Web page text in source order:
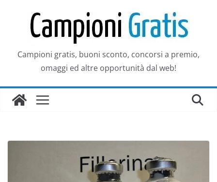
contenuto
Campioni gratis, buoni sconto, concorsi a premio,
omaggi ed altre opportunità dal web!